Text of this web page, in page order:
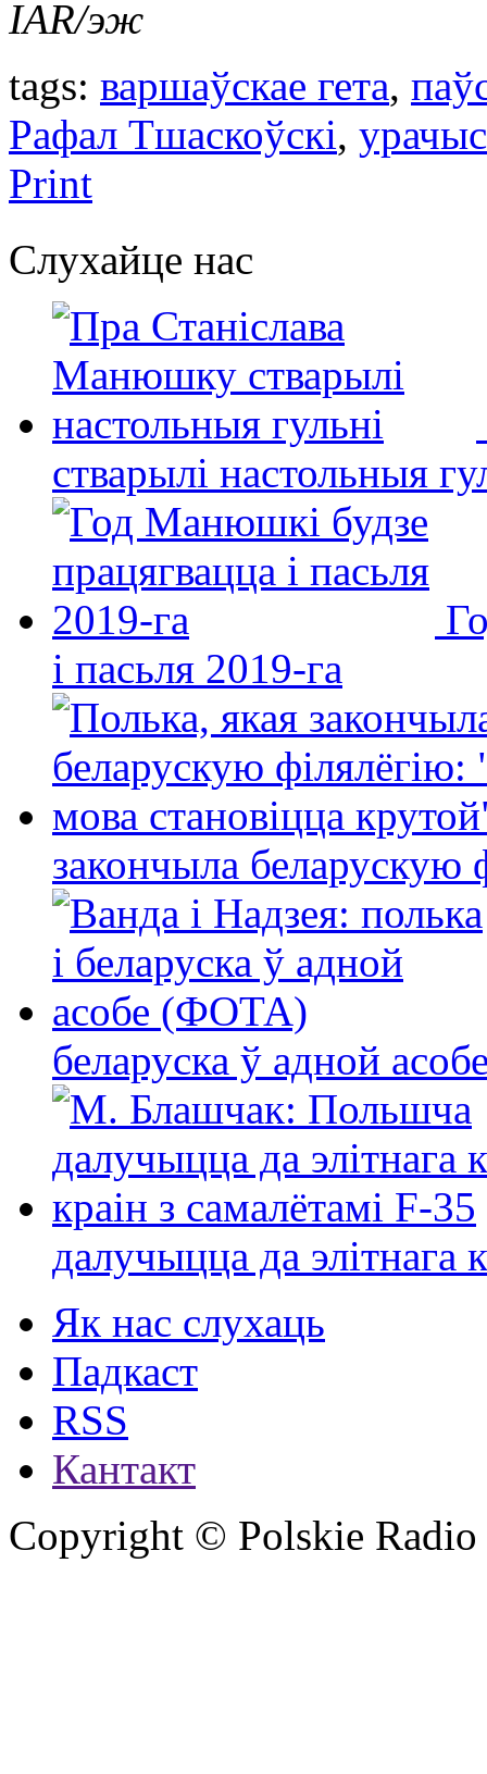
IAR/эж
tags: варшаўскае гета,
Рафал Тшаскоўскі,
Print
Слухайце нас
стварылі настольныя
і пасьля 2019-га
закончыла беларускую
беларуска ў адной
далучыцца да элітнага
Як нас слухаць
Падкаст
RSS
Кантакт
Copyright © Polskie